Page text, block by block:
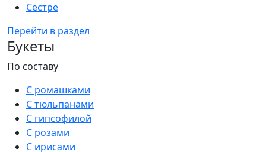
Сестре
Перейти в раздел
Букеты
По составу
С ромашками
С тюльпанами
С гипсофилой
С розами
С ирисами